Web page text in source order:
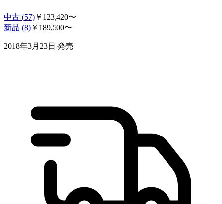
中古 (57) ￥ 123,420〜
新品 (8) ￥ 189,500〜
2018年3月23日 発売